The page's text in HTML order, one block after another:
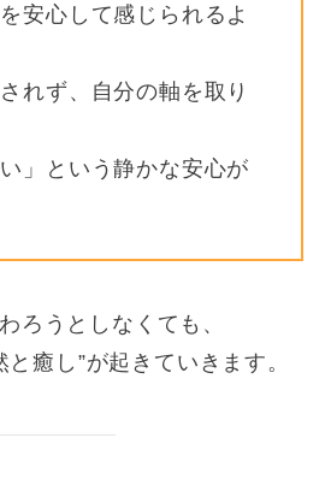
安心して感じられるよ
れず、自分の軸を取り
」という静かな安心が
ろうとしなくても、
癒し”が起きていきます。